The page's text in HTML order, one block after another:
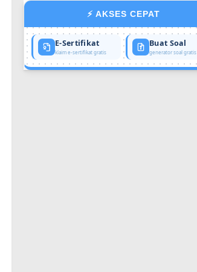
⚡ AKSES CEPAT
E-Sertifikat
klaim e-sertifikat gratis
Buat Soal
generator soal gratis